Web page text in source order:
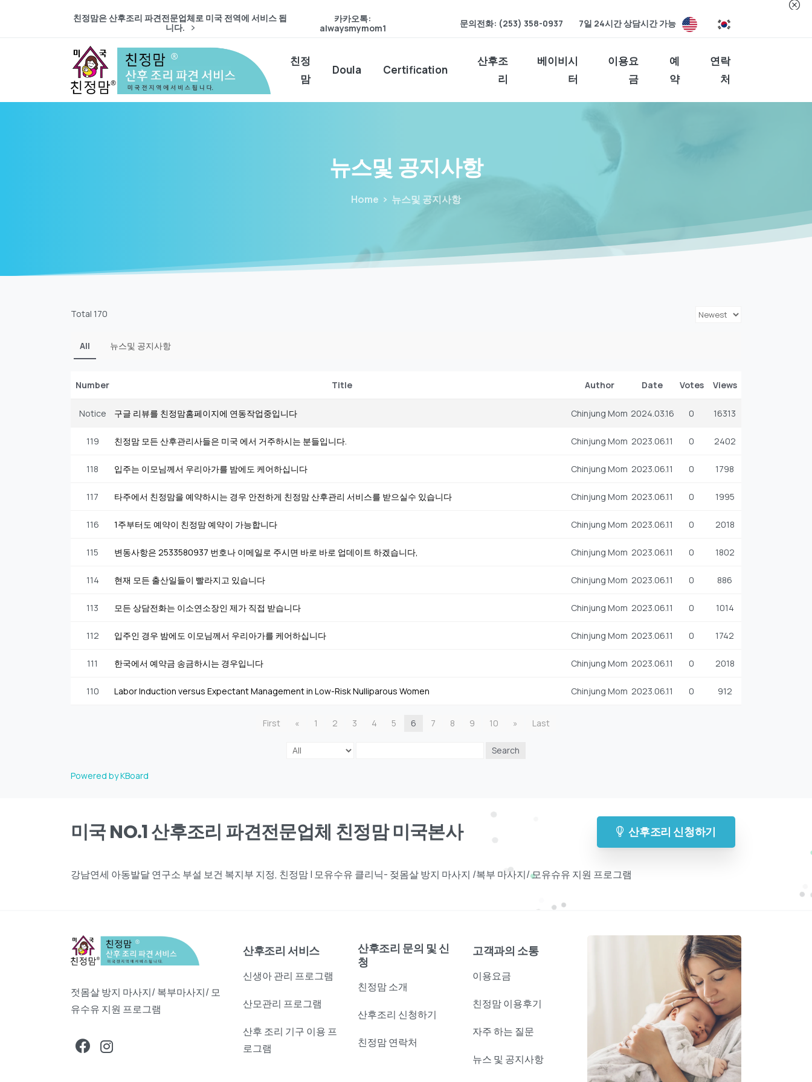
친정맘은 산후조리 파견전문업체로 미국 전역에 서비스 됩
니다.
카카오톡:
alwaysmymom1
문의전화: (253) 358-0937 7일 24시간 상담시간 가능
친정
맘
Doula Certification
산후조
리
베이비시
터
이용요
금
예
약
연락
처
뉴스및공지사항
Home 뉴스및 공지사항
Total 170
All 뉴스및 공지사항
Number Title Author Date Votes Views
Notice 구글 리뷰를 친정맘홈페이지에 연동작업중입니다 Chinjung Mom 2024.03.16 0 16313
119 친정맘 모든 산후관리사들은 미국 에서 거주하시는 분들입니다. Chinjung Mom 2023.06.11 0 2402
118 입주는 이모님께서 우리아가를 밤에도 케어하십니다 Chinjung Mom 2023.06.11 0 1798
117 타주에서 친정맘을 예약하시는 경우 안전하게 친정맘 산후관리 서비스를 받으실수 있습니다 Chinjung Mom 2023.06.11 0 1995
116 1주부터도 예약이 친정맘 예약이 가능합니다 Chinjung Mom 2023.06.11 0 2018
115 변동사항은 2533580937 번호나 이메일로 주시면 바로 바로 업데이트 하겠습니다, Chinjung Mom 2023.06.11 0 1802
114 현재 모든 출산일들이 빨라지고 있습니다 Chinjung Mom 2023.06.11 0 886
113 모든 상담전화는 이소연소장인 제가 직접 받습니다 Chinjung Mom 2023.06.11 0 1014
112 입주인 경우 밤에도 이모님께서 우리아가를 케어하십니다 Chinjung Mom 2023.06.11 0 1742
111 한국에서 예약금 송금하시는 경우입니다 Chinjung Mom 2023.06.11 0 2018
110 Labor Induction versus Expectant Management in Low-Risk Nulliparous Women Chinjung Mom 2023.06.11 0 912
First « 1 2 3 4 5 6 7 8 9 10 » Last
Search
Powered by KBoard
미국 NO.1 산후조리 파견전문업체 친정맘 미국본사 산후조리 신청하기
강남연세 아동발달 연구소 부설 보건 복지부 지정, 친정맘 | 모유수유 클리닉- 젖몸살 방지 마사지 /복부 마사지/ 모유슈유 지원 프로그램
젓몸살 방지 마사지/ 복부마사지/ 모
유수유 지원 프로그램
산후조리 서비스
신생아 관리 프로그램
산모관리 프로그램
산후 조리 기구 이용 프
로그램
산후조리 문의 및 신
청
친정맘 소개
산후조리 신청하기
친정맘 연락처
고객과의 소통
이용요금
친정맘 이용후기
자주 하는 질문
뉴스 및 공지사항